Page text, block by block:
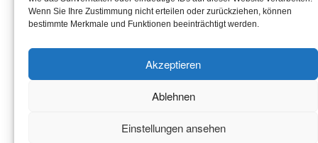
Wenn Sie Ihre Zustimmung nicht erteilen oder zurückziehen, können
bestimmte Merkmale und Funktionen beeinträchtigt werden.
Akzeptieren
Ablehnen
Einstellungen ansehen
USt.ID Nr. DE 233715355
Datenschutz Haftungsausschluss
Impressum
Cookie-Richtlinie (EU)